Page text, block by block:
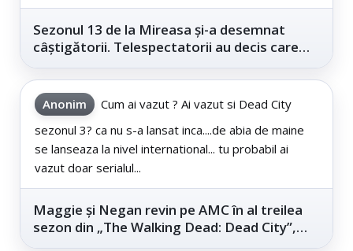
Sezonul 13 de la Mireasa și-a desemnat
câștigătorii. Telespectatorii au decis care
Anonim
Cum ai vazut ? Ai vazut si Dead City
sezonul 3? ca nu s-a lansat inca....de abia de maine
se lanseaza la nivel international... tu probabil ai
vazut doar serialul...
Maggie și Negan revin pe AMC în al treilea
sezon din „The Walking Dead: Dead City”,